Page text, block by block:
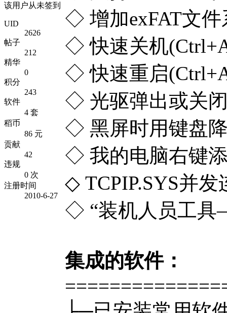
该用户从未签到
UID
2626
帖子
212
精华
0
积分
243
软件
4 套
稻币
86 元
贡献
42
违规
0 次
注册时间
2010-6-27
◇ 增加exFAT文
◇ 快速关机
◇ 快速重启
◇ 光驱弹出或关
◇ 黑屏时用键盘
◇ 我的电脑右键
◇ TCPIP.SYS并
◇ “装机人员工具
集成的软件：